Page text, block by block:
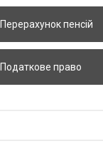
Перерахунок пенсій
Податкове право